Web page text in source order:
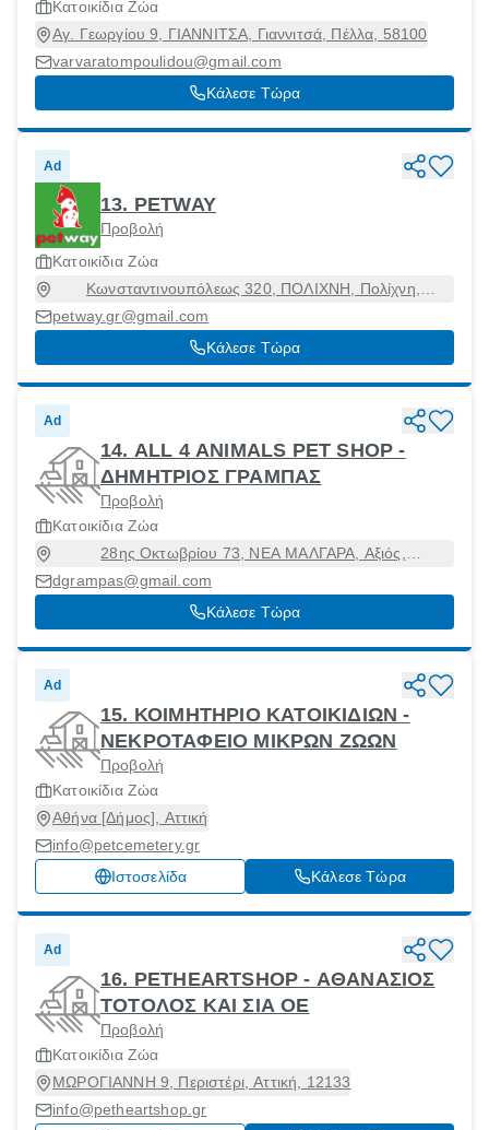
Κατοικίδια Ζώα
Αγ. Γεωργίου 9, ΓΙΑΝΝΙΤΣΑ, Γιαννιτσά, Πέλλα, 58100
varvaratompoulidou@gmail.com
Κάλεσε Τώρα
Ad
13. PETWAY
Προβολή
Κατοικίδια Ζώα
Κωνσταντινουπόλεως 320, ΠΟΛΙΧΝΗ, Πολίχνη,
Θεσσαλονίκη, 56429
petway.gr@gmail.com
Κάλεσε Τώρα
Ad
14. ALL 4 ANIMALS PET SHOP -
ΔΗΜΗΤΡΙΟΣ ΓΡΑΜΠΑΣ
Προβολή
Κατοικίδια Ζώα
28ης Οκτωβρίου 73, ΝΕΑ ΜΑΛΓΑΡΑ, Αξιός,
Θεσσαλονίκη, 57300
dgrampas@gmail.com
Κάλεσε Τώρα
Ad
15. ΚΟΙΜΗΤΗΡΙΟ ΚΑΤΟΙΚΙΔΙΩΝ -
ΝΕΚΡΟΤΑΦΕΙΟ ΜΙΚΡΩΝ ΖΩΩΝ
Προβολή
Κατοικίδια Ζώα
Αθήνα [Δήμος], Αττική
info@petcemetery.gr
Ιστοσελίδα
Κάλεσε Τώρα
Ad
16. PETHEARTSHOP - ΑΘΑΝΑΣΙΟΣ
ΤΟΤΟΛΟΣ ΚΑΙ ΣΙΑ ΟΕ
Προβολή
Κατοικίδια Ζώα
ΜΩΡΟΓΙΑΝΝΗ 9, Περιστέρι, Αττική, 12133
info@petheartshop.gr